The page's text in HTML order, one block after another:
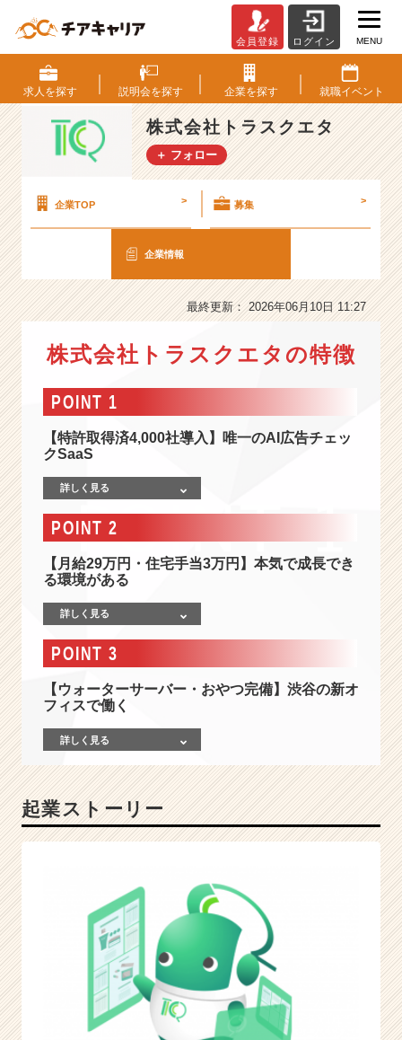
式
会
社
ト
ラ
ス
ク
会
A
I
で
リ
を
ロ
に。
み
の
成
S
S
|
ー・
成
企
会員登録 ログイン MENU
求人を探す 説明会を探す 企業を探す 就職イベント
株式会社トラスクエタ
＋ フォロー
企業TOP > 募集 >
企業情報
最終更新： 2026年06月10日 11:27
株式会社トラスクエタの特徴
POINT 1
【特許取得済4,000社導入】唯一のAI広告チェッ
クSaaS
詳しく見る
POINT 2
【月給29万円・住宅手当3万円】本気で成長でき
る環境がある
詳しく見る
POINT 3
【ウォーターサーバー・おやつ完備】渋谷の新オ
フィスで働く
詳しく見る
起業ストーリー